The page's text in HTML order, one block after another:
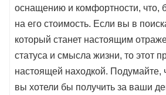
оснащению и комфортности, что,
на его стоимость. Если вы в
который станет настоящим
статуса и смысла жизни, то этот
настоящей находкой. Подумайте,
вы хотели бы получить за ваши